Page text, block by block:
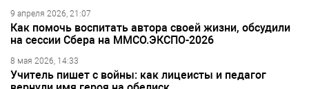
9 апреля 2026, 21:07
Как помочь воспитать автора своей жизни, обсудили
на сессии Сбера на ММСО.ЭКСПО-2026
8 мая 2026, 14:33
Учитель пишет с войны: как лицеисты и педагог